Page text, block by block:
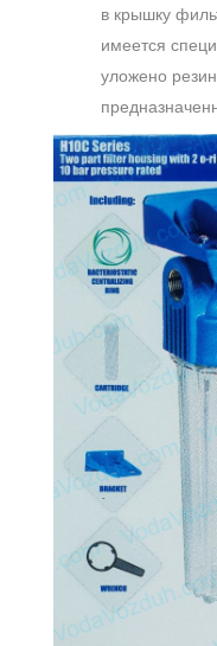
в крышку
имеется
уложено